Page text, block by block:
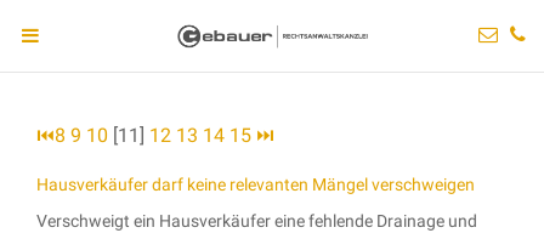
⏮8 9 10 [11] 12 13 14 15 ⏭
Hausverkäufer darf keine relevanten Mängel verschweigen
Verschweigt ein Hausverkäufer eine fehlende Drainage und